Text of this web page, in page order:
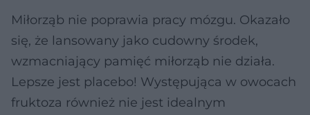
Miłorząb nie poprawia pracy mózgu. Okazało
się, że lansowany jako cudowny środek,
wzmacniający pamięć miłorząb nie działa.
Lepsze jest placebo! Występująca w owocach
fruktoza również nie jest idealnym